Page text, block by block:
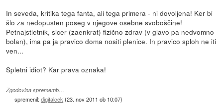
In seveda, kritika tega fanta, ali tega primera - ni dovoljena! Ker bi
šlo za nedopusten poseg v njegove osebne svoboščine!
Petnajstletnik, sicer (zaenkrat) fizično zdrav (v glavo pa nedvomno
bolan), ima pa ja pravico doma nositi plenice. In pravico sploh ne iti
ven...
Spletni idiot? Kar prava oznaka!
Zgodovina sprememb…
spremenil:digitalcek(23. nov 2011 ob 10:07)